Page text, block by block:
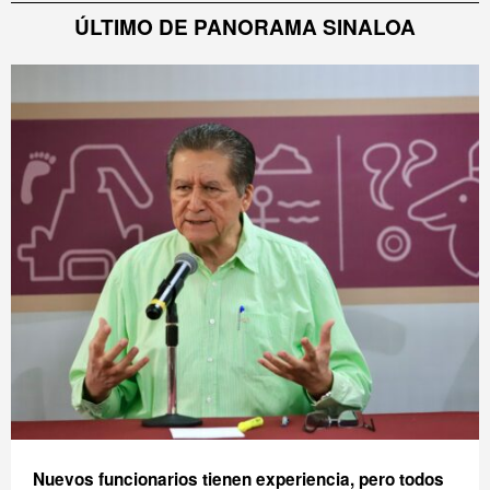
ÚLTIMO DE PANORAMA SINALOA
Nuevos funcionarios tienen experiencia, pero todos